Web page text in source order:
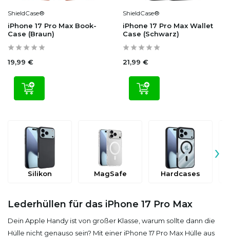
ShieldCase®
iPhone 17 Pro Max Book-
Case (Braun)
19,99 €
ShieldCase®
iPhone 17 Pro Max Wallet
Case (Schwarz)
21,99 €
Silikon MagSafe Hardcases
›
Lederhüllen für das iPhone 17 Pro Max
Dein Apple Handy ist von großer Klasse, warum sollte dann die
Hülle nicht genauso sein? Mit einer iPhone 17 Pro Max Hülle aus